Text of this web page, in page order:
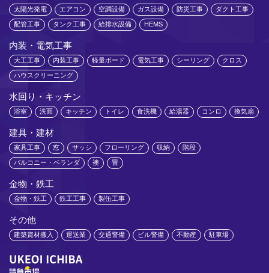
太陽光発電 エアコン 空調設備 ガス設備 防災工事 ダクト工事
配管工事 タンク工事 給排水設備 HEMS
内装・電気工事
大工工事 内装工事 軽量ボード 電気工事 シーリング クロス
ハウスクリーニング
水回り・キッチン
浴室 洗面 キッチン トイレ 食洗機 給湯器 コンロ 換気扇
建具・建材
家具工事 窓 サッシ フローリング 収納 階段
バルコニー・ベランダ 襖 畳
金物・鉄工
金物・鉄工 鉄工工事 製缶工事
その他
建築資材搬入 運送業 交通警備 ビル警備 不動産 駐車場